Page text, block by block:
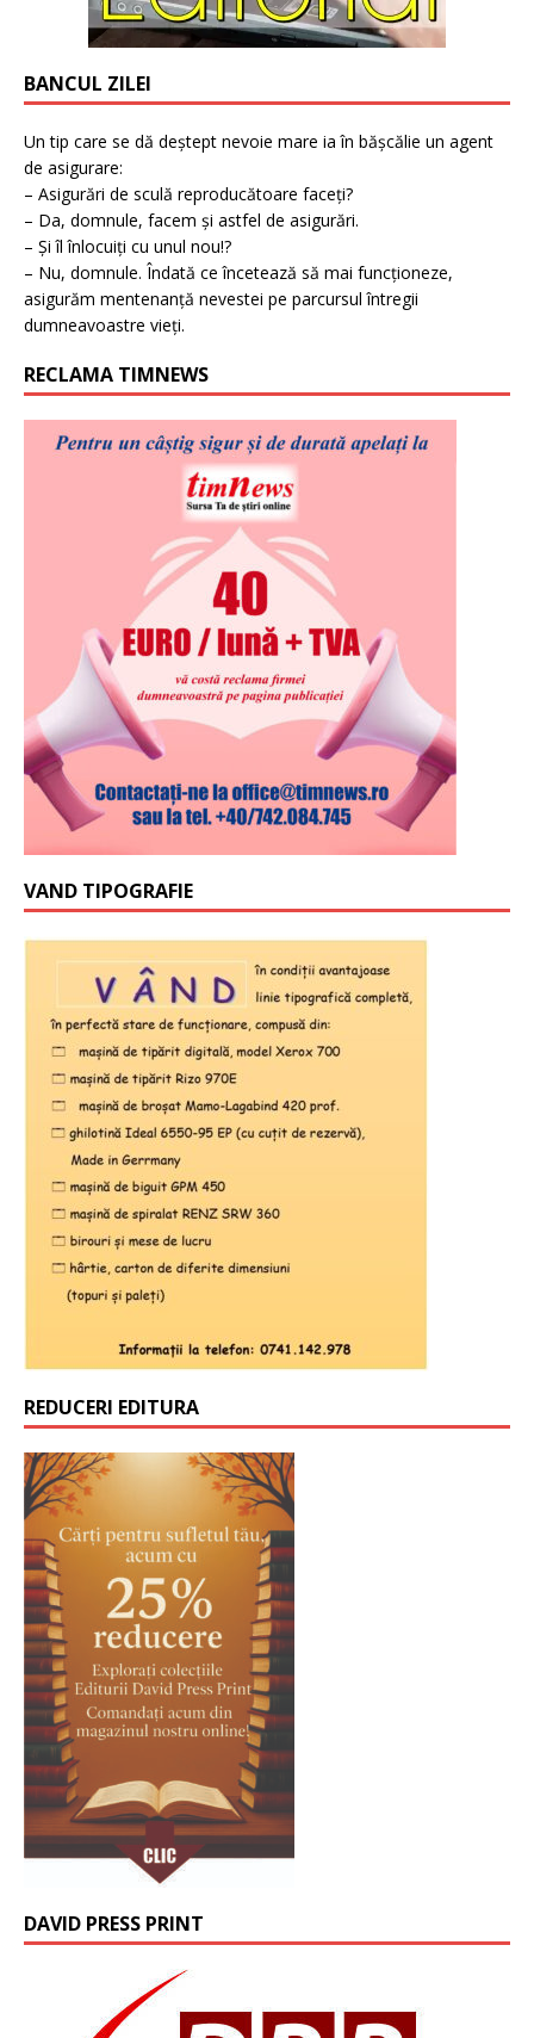
BANCUL ZILEI
Un tip care se dă deștept nevoie mare ia în bășcălie un agent
de asigurare:
– Asigurări de sculă reproducătoare faceți?
– Da, domnule, facem și astfel de asigurări.
– Și îl înlocuiți cu unul nou!?
– Nu, domnule. Îndată ce încetează să mai funcționeze,
asigurăm mentenanță nevestei pe parcursul întregii
dumneavoastre vieți.
RECLAMA TIMNEWS
VAND TIPOGRAFIE
REDUCERI EDITURA
DAVID PRESS PRINT